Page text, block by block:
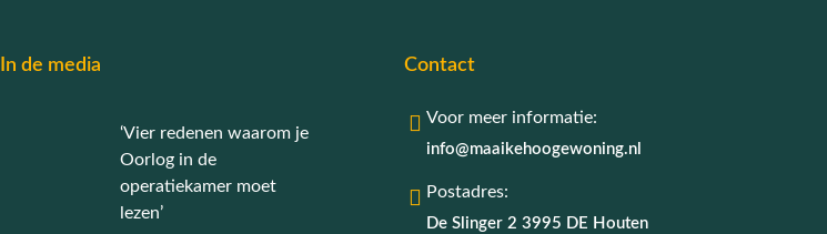
In de media
‘Vier redenen waarom je
Oorlog in de
operatiekamer moet
lezen’
Contact
Voor meer informatie:
info@maaikehoogewoning.nl
Postadres:
De Slinger 2 3995 DE Houten